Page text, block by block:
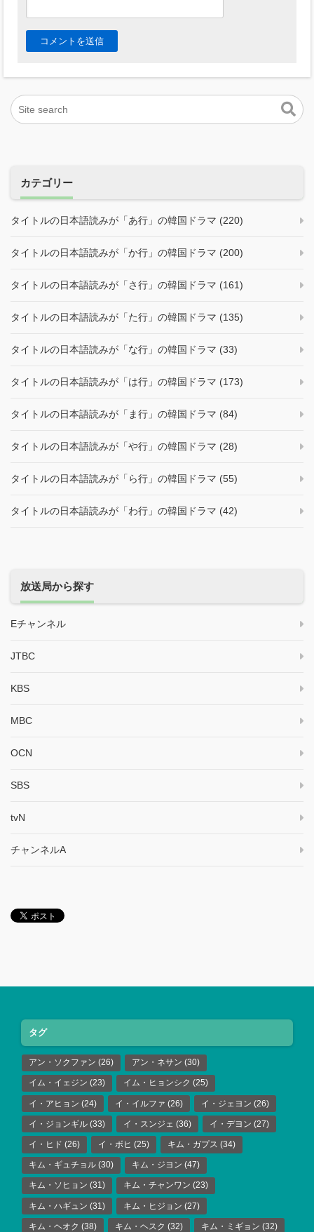
カテゴリー
タイトルの日本語読みが「あ行」の韓国ドラマ (220)
タイトルの日本語読みが「か行」の韓国ドラマ (200)
タイトルの日本語読みが「さ行」の韓国ドラマ (161)
タイトルの日本語読みが「た行」の韓国ドラマ (135)
タイトルの日本語読みが「な行」の韓国ドラマ (33)
タイトルの日本語読みが「は行」の韓国ドラマ (173)
タイトルの日本語読みが「ま行」の韓国ドラマ (84)
タイトルの日本語読みが「や行」の韓国ドラマ (28)
タイトルの日本語読みが「ら行」の韓国ドラマ (55)
タイトルの日本語読みが「わ行」の韓国ドラマ (42)
放送局から探す
Eチャンネル
JTBC
KBS
MBC
OCN
SBS
tvN
チャンネルA
タグ
アン・ソクファン (26) アン・ネサン (30)
イム・イェジン (23) イム・ヒョンシク (25)
イ・アヒョン (24) イ・イルファ (26) イ・ジェヨン (26)
イ・ジョンギル (33) イ・スンジェ (36) イ・デヨン (27)
イ・ヒド (26) イ・ボヒ (25) キム・ガプス (34)
キム・ギュチョル (30) キム・ジヨン (47)
キム・ソヒョン (31) キム・チャンワン (23)
キム・ハギュン (31) キム・ヒジョン (27)
キム・ヘオク (38) キム・ヘスク (32) キム・ミギョン (32)